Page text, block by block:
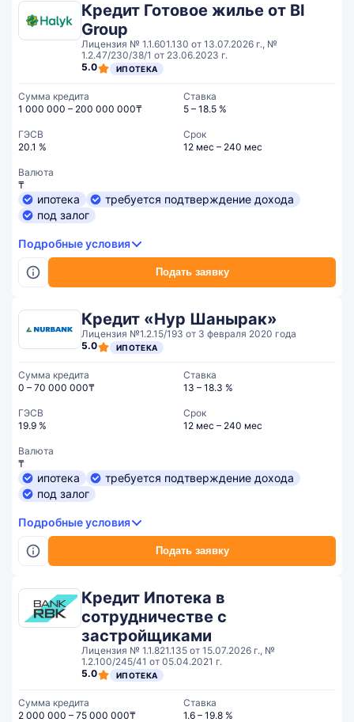
Кредит Готовое жилье от BI
Group
Лицензия № 1.1.601.130 от 13.07.2026 г., №
1.2.47/230/38/1 от 23.06.2023 г.
5.0
ИПОТЕКА
Подать заявку
Сумма кредита
1 000 000 – 200 000 000₸
Ставка
5 – 18.5 %
ГЭСВ
20.1 %
Срок
12 мес – 240 мес
Валюта
₸
ипотека
требуется подтверждение дохода
под залог
Подробные условия
Кредит «Нур Шанырак»
Лицензия №1.2.15/193 от 3 февраля 2020 года
5.0
ИПОТЕКА
Подать заявку
Сумма кредита
0 – 70 000 000₸
Ставка
13 – 18.3 %
ГЭСВ
19.9 %
Срок
12 мес – 240 мес
Валюта
₸
ипотека
требуется подтверждение дохода
под залог
Подробные условия
Кредит Ипотека в
сотрудничестве с
застройщиками
Лицензия № 1.1.821.135 от 15.07.2026 г., №
1.2.100/245/41 от 05.04.2021 г.
5.0
ИПОТЕКА
Сумма кредита
2 000 000 – 75 000 000₸
Ставка
1.6 – 19.8 %